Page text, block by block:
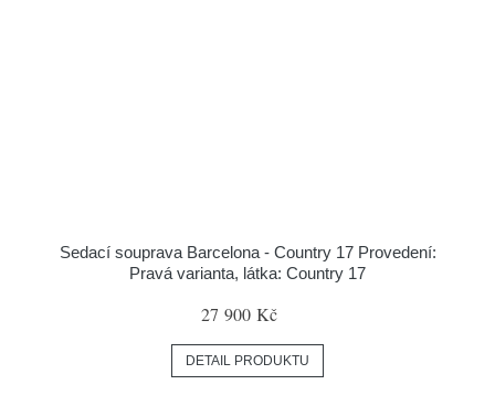
Sedací souprava Barcelona - Country 17 Provedení:
Pravá varianta, látka: Country 17
27 900 Kč
DETAIL PRODUKTU